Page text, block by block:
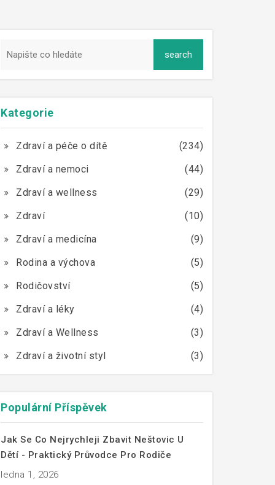
Kategorie
Zdraví a péče o dítě
(234)
Zdraví a nemoci
(44)
Zdraví a wellness
(29)
Zdraví
(10)
Zdraví a medicína
(9)
Rodina a výchova
(5)
Rodičovství
(5)
Zdraví a léky
(4)
Zdraví a Wellness
(3)
Zdraví a životní styl
(3)
Populární Příspěvek
Jak Se Co Nejrychleji Zbavit Neštovic U
Dětí - Praktický Průvodce Pro Rodiče
ledna 1, 2026